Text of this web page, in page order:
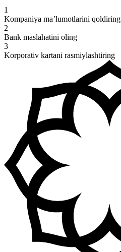
1
Kompaniya ma’lumotlarini qoldiring
2
Bank maslahatini oling
3
Korporativ kartani rasmiylashtiring